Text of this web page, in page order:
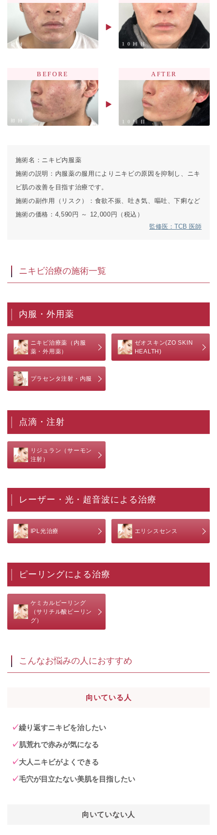
施術名： ニキビ内服薬
施術の説明： 内服薬の服用によりニキビの原因を抑制し、ニキ
ビ肌の改善を目指す治療です。
施術の副作用（リスク）： 食欲不振、吐き気、嘔吐、下痢など
施術の価格： 4,590円 ～ 12,000円（税込）
監修医：TCB 医師
ニキビ治療の施術一覧
内服・外用薬
ニキビ治療薬（内服
薬・外用薬）
ゼオスキン(ZO SKIN
HEALTH)
プラセンタ注射・内服
点滴・注射
リジュラン（サーモン
注射）
レーザー・光・超音波による治療
IPL光治療 エリシスセンス
ピーリングによる治療
ケミカルピーリング
（サリチル酸ピーリン
グ）
こんなお悩みの人におすすめ
向いている人
繰り返すニキビを治したい
肌荒れで赤みが気になる
大人ニキビがよくできる
毛穴が目立たない美肌を目指したい
向いていない人